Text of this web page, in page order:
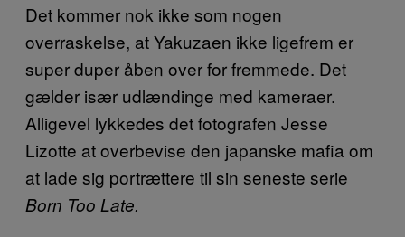
Det kommer nok ikke som nogen
overraskelse, at Yakuzaen ikke ligefrem er
super duper åben over for fremmede. Det
gælder især udlændinge med kameraer.
Alligevel lykkedes det fotografen Jesse
Lizotte at overbevise den japanske mafia om
at lade sig portrættere til sin seneste serie
Born Too Late.